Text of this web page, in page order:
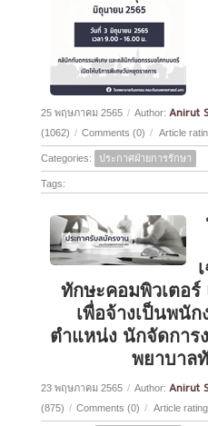
25 พฤษภาคม 2565 / Author: Anirut S
(1062) / Comments (0) / Article
Categories: ประกาศฝ่ายการรักษา
Tags:
ทักษะคอมพิวเตอ
เพื่อจ้างเป็นพนั
ตำแหน่ง นักจัดการ
พยาบาล
23 พฤษภาคม 2565 / Author: Anirut S
(875) / Comments (0) / Article